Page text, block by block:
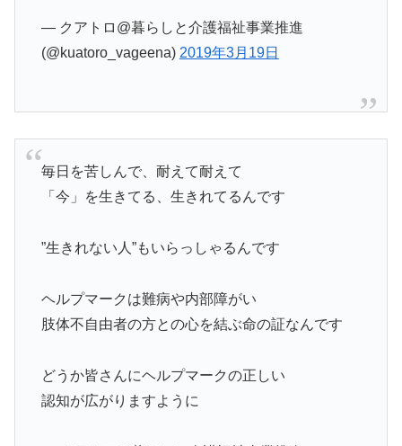
— クアトロ@暮らしと介護福祉事業推進
(@kuatoro_vageena) 2019年3月19日
毎日を苦しんで、耐えて耐えて
「今」を生きてる、生きれてるんです
”生きれない人”もいらっしゃるんです
ヘルプマークは難病や内部障がい
肢体不自由者の方との心を結ぶ命の証なんです
どうか皆さんにヘルプマークの正しい
認知が広がりますように